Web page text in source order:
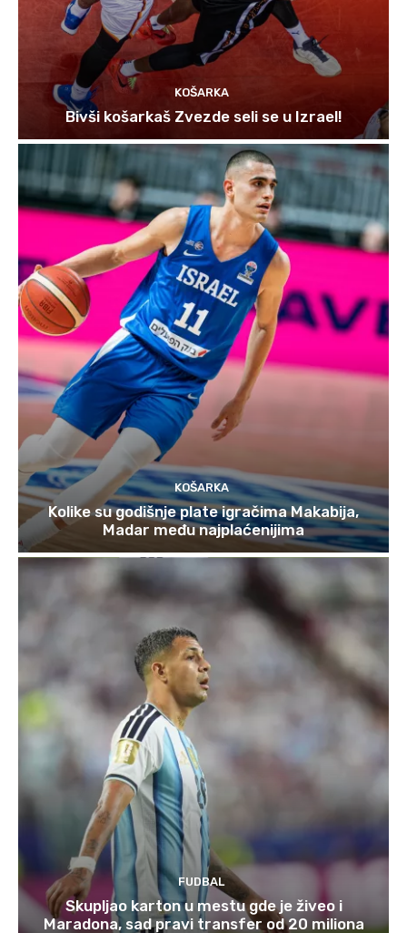
KOŠARKA
Bivši košarkaš Zvezde seli se u Izrael!
KOŠARKA
Kolike su godišnje plate igračima Makabija,
Madar među najplaćenijima
FUDBAL
Skupljao karton u mestu gde je živeo i
Maradona, sad pravi transfer od 20 miliona